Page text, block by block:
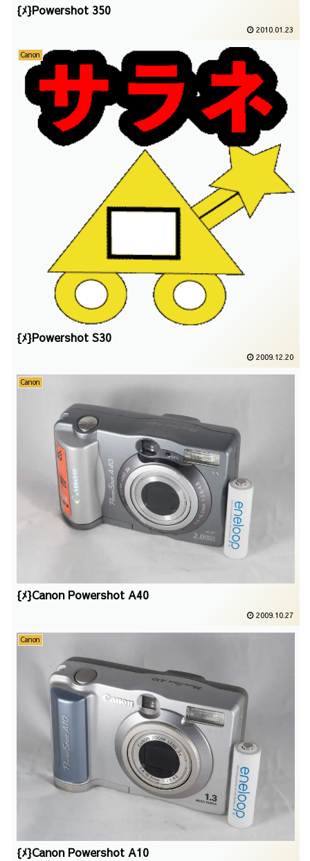
{ﾒ}Powershot 350
2010.01.23
Canon
{ﾒ}Powershot S30
2009.12.20
Canon
{ﾒ}Canon Powershot A40
2009.10.27
Canon
{ﾒ}Canon Powershot A10